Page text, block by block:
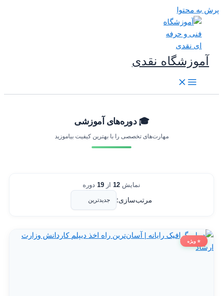
به محتوا
آموزشگاه نقدی
🎓 دوره‌های آموزشی
مهارت‌های تخصصی را با بهترین کیفیت بیاموزید
نمایش12 از 19 دوره
مرتب‌سازی:
⭐ ویژه